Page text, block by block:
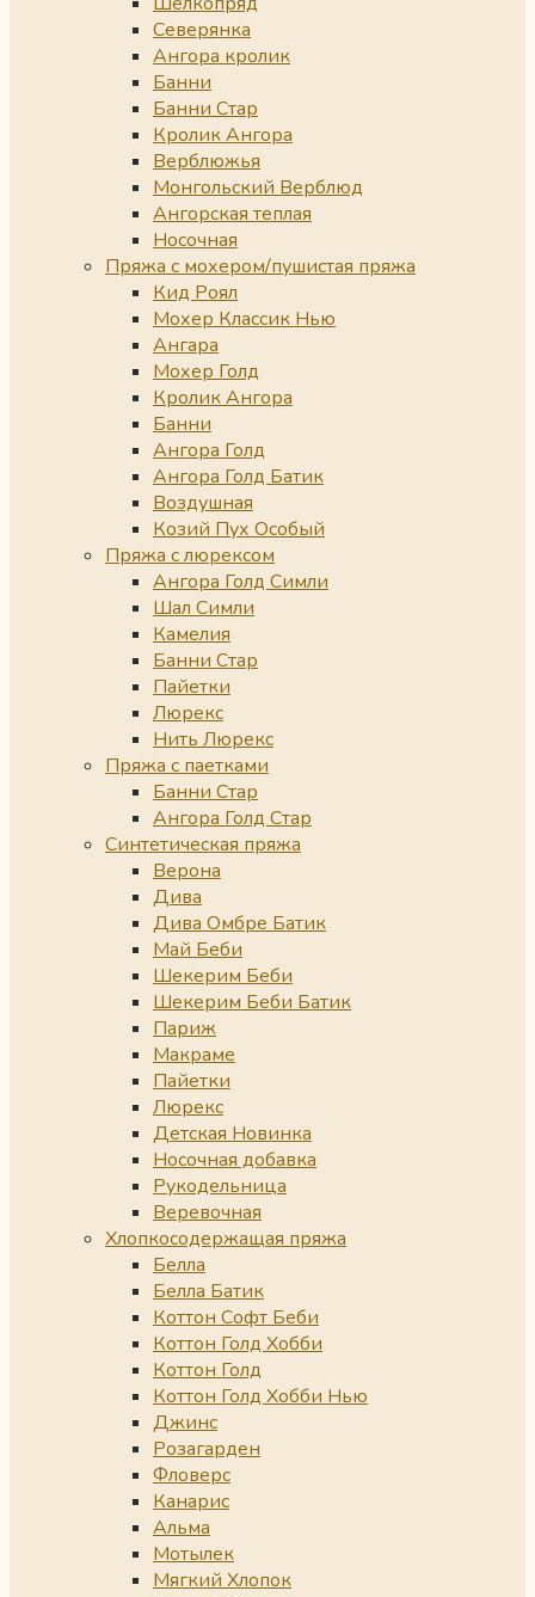
Северянка
Ангора кролик
Банни
Банни Стар
Кролик Ангора
Верблюжья
Монгольский Верблюд
Ангорская теплая
Носочная
Пряжа с мохером/пушистая пряжа
Кид Роял
Мохер Классик Нью
Ангара
Мохер Голд
Кролик Ангора
Банни
Ангора Голд
Ангора Голд Батик
Воздушная
Козий Пух Особый
Пряжа с люрексом
Ангора Голд Симли
Шал Симли
Камелия
Банни Стар
Пайетки
Люрекс
Нить Люрекс
Пряжа с паетками
Банни Стар
Ангора Голд Стар
Синтетическая пряжа
Верона
Дива
Дива Омбре Батик
Май Беби
Шекерим Беби
Шекерим Беби Батик
Париж
Макраме
Пайетки
Люрекс
Детская Новинка
Носочная добавка
Рукодельница
Веревочная
Хлопкосодержащая пряжа
Белла
Белла Батик
Коттон Софт Беби
Коттон Голд Хобби
Коттон Голд
Коттон Голд Хобби Нью
Джинс
Розагарден
Фловерс
Канарис
Альма
Мотылек
Мягкий Хлопок